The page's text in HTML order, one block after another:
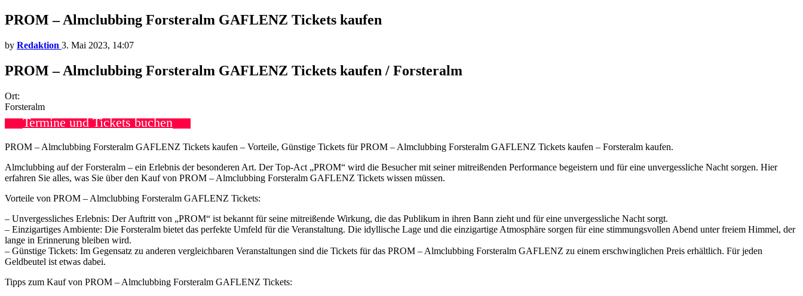
PROM – Almclubbing Forsteralm GAFLENZ Tickets kaufen
by Redaktion 3. Mai 2023, 14:07
PROM – Almclubbing Forsteralm GAFLENZ Tickets kaufen / Forsteralm
Ort:
Forsteralm
Termine und Tickets buchen
PROM – Almclubbing Forsteralm GAFLENZ Tickets kaufen – Vorteile, Günstige Tickets für PROM – Almclubbing Forsteralm GAFLENZ Tickets kaufen – Forsteralm kaufen.
Almclubbing auf der Forsteralm – ein Erlebnis der besonderen Art. Der Top-Act „PROM“ wird die Besucher mit seiner mitreißenden Performance begeistern und für eine unvergessliche Nacht sorgen. Hier
erfahren Sie alles, was Sie über den Kauf von PROM – Almclubbing Forsteralm GAFLENZ Tickets wissen müssen.
Vorteile von PROM – Almclubbing Forsteralm GAFLENZ Tickets:
– Unvergessliches Erlebnis: Der Auftritt von „PROM“ ist bekannt für seine mitreißende Wirkung, die das Publikum in ihren Bann zieht und für eine unvergessliche Nacht sorgt.
– Einzigartiges Ambiente: Die Forsteralm bietet das perfekte Umfeld für die Veranstaltung. Die idyllische Lage und die einzigartige Atmosphäre sorgen für eine stimmungsvollen Abend unter freiem Himmel, der
lange in Erinnerung bleiben wird.
– Günstige Tickets: Im Gegensatz zu anderen vergleichbaren Veranstaltungen sind die Tickets für das PROM – Almclubbing Forsteralm GAFLENZ zu einem erschwinglichen Preis erhältlich. Für jeden
Geldbeutel ist etwas dabei.
Tipps zum Kauf von PROM – Almclubbing Forsteralm GAFLENZ Tickets: